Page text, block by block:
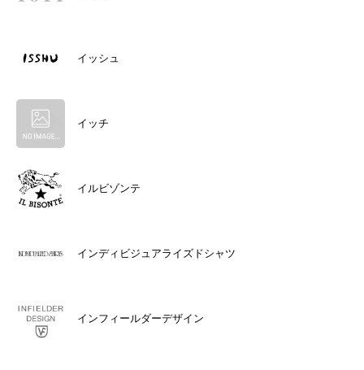
イッシュ
イッチ
イルビゾンテ
インディビジュアライズドシャツ
インフィールダーデザイン